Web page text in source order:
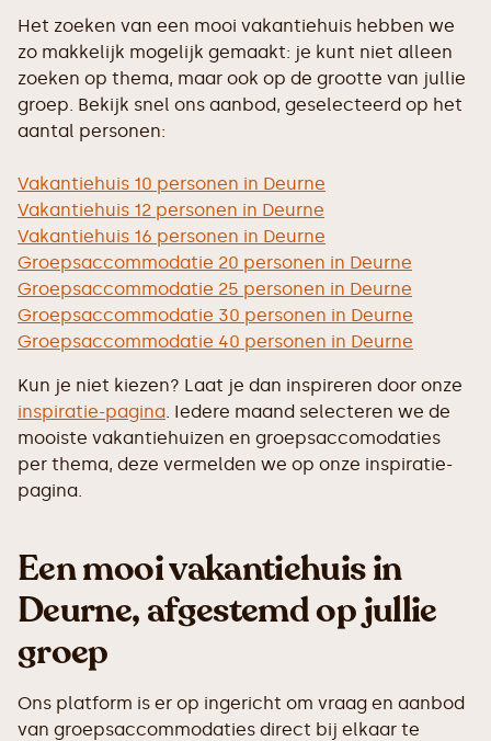
Het zoeken van een mooi vakantiehuis hebben we
zo makkelijk mogelijk gemaakt: je kunt niet alleen
zoeken op thema, maar ook op de grootte van jullie
groep. Bekijk snel ons aanbod, geselecteerd op het
aantal personen:
Vakantiehuis 10 personen in Deurne
Vakantiehuis 12 personen in Deurne
Vakantiehuis 16 personen in Deurne
Groepsaccommodatie 20 personen in Deurne
Groepsaccommodatie 25 personen in Deurne
Groepsaccommodatie 30 personen in Deurne
Groepsaccommodatie 40 personen in Deurne
Kun je niet kiezen? Laat je dan inspireren door onze
inspiratie-pagina. Iedere maand selecteren we de
mooiste vakantiehuizen en groepsaccomodaties
per thema, deze vermelden we op onze inspiratie-
pagina.
Een mooi vakantiehuis in
Deurne, afgestemd op jullie
groep
Ons platform is er op ingericht om vraag en aanbod
van groepsaccommodaties direct bij elkaar te